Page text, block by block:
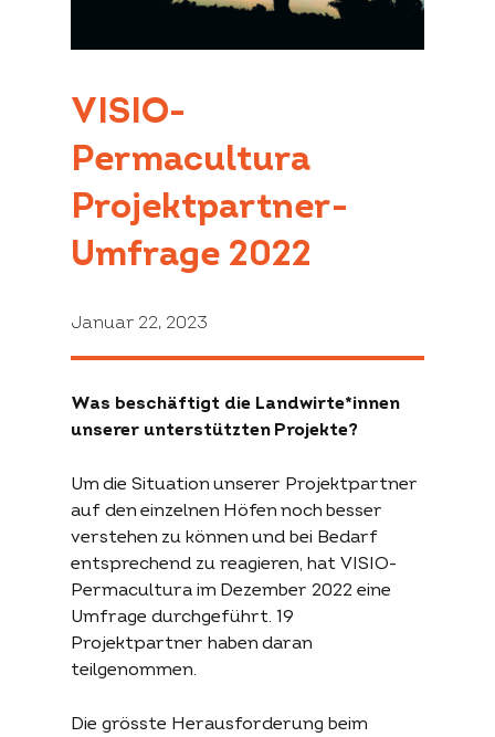
Search
Projekte
Fördergelder
Förderantrag
Über uns
Partner
Permakultur
Begrifflichkeit
Beratung
Archiv
permakultur-
Beschrieb
Website konkret
VISIO-
Permacultura
Projektpartner-
Umfrage 2022
Januar 22, 2023
Was beschäftigt die Landwirte*innen
unserer unterstützten Projekte?
Um die Situation unserer Projektpartner
auf den einzelnen Höfen noch besser
verstehen zu können und bei Bedarf
entsprechend zu reagieren, hat VISIO-
Permacultura im Dezember 2022 eine
Umfrage durchgeführt. 19
Projektpartner haben daran
teilgenommen.
Die grösste Herausforderung beim